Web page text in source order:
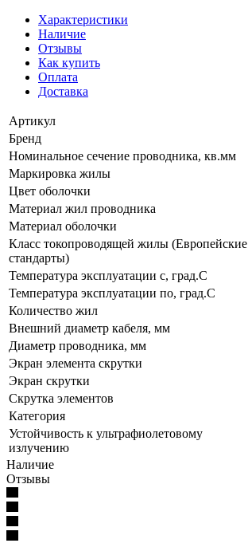
Характеристики
Наличие
Отзывы
Как купить
Оплата
Доставка
Артикул
Бренд
Номинальное сечение проводника, кв.мм
Маркировка жилы
Цвет оболочки
Материал жил проводника
Материал оболочки
Класс токопроводящей жилы (Европейские
стандарты)
Температура эксплуатации с, град.C
Температура эксплуатации по, град.C
Количество жил
Внешний диаметр кабеля, мм
Диаметр проводника, мм
Экран элемента скрутки
Экран скрутки
Скрутка элементов
Категория
Устойчивость к ультрафиолетовому
излучению
Наличие
Отзывы